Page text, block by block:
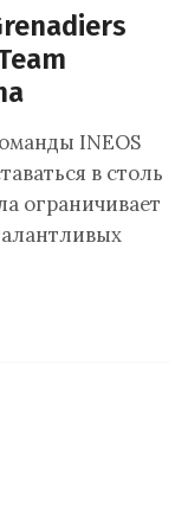
INEOS
в столь
ограничивает